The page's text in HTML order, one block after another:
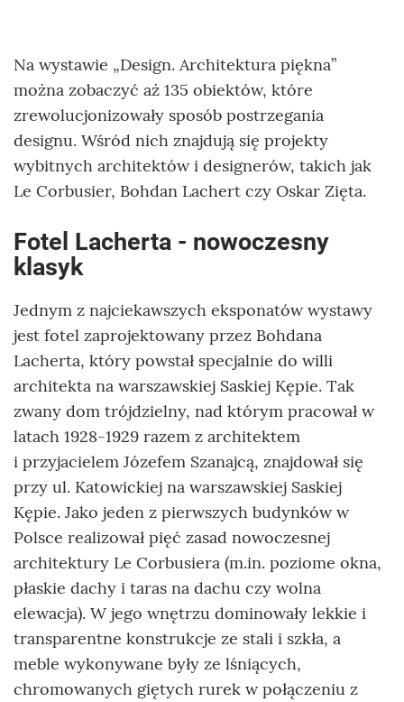
Na wystawie „Design. Architektura piękna”
można zobaczyć aż 135 obiektów, które
zrewolucjonizowały sposób postrzegania
designu. Wśród nich znajdują się projekty
wybitnych architektów i designerów, takich jak
Le Corbusier, Bohdan Lachert czy Oskar Zięta.
Fotel Lacherta - nowoczesny
klasyk
Jednym z najciekawszych eksponatów wystawy
jest fotel zaprojektowany przez Bohdana
Lacherta, który powstał specjalnie do willi
architekta na warszawskiej Saskiej Kępie. Tak
zwany dom trójdzielny, nad którym pracował w
latach 1928-1929 razem z architektem
i przyjacielem Józefem Szanajcą, znajdował się
przy ul. Katowickiej na warszawskiej Saskiej
Kępie. Jako jeden z pierwszych budynków w
Polsce realizował pięć zasad nowoczesnej
architektury Le Corbusiera (m.in. poziome okna,
płaskie dachy i taras na dachu czy wolna
elewacja). W jego wnętrzu dominowały lekkie i
transparentne konstrukcje ze stali i szkła, a
meble wykonywane były ze lśniących,
chromowanych giętych rurek w połączeniu z